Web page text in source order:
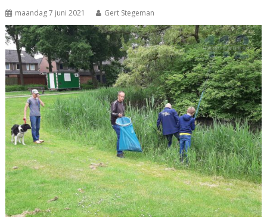
maandag 7 juni 2021 Gert Stegeman